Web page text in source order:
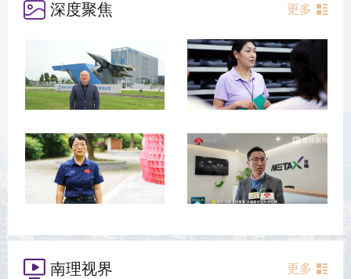
深度聚焦 更多
南理视界 更多